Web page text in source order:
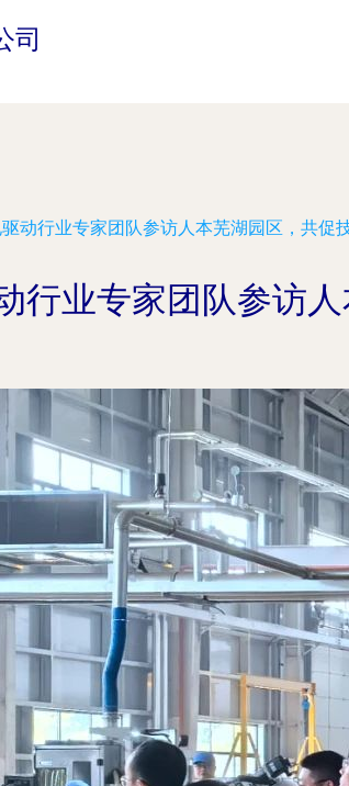
司
动行业专家团队参访人本芜湖园区，共促
行业专家团队参访